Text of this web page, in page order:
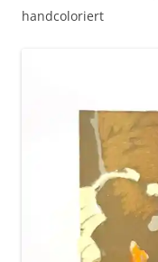
handcoloriert